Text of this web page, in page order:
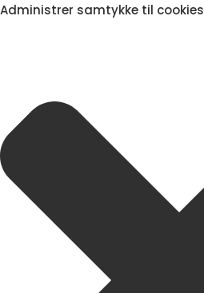
Administrer samtykke til cookies